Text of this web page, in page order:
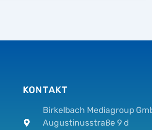
KONTAKT
Birkelbach Mediagroup
Augustinusstraße 9 d